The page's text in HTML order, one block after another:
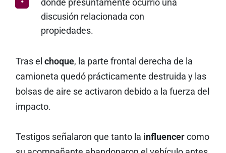
donde presuntamente ocurrió una
discusión relacionada con
propiedades.
Tras el choque, la parte frontal derecha de la
camioneta quedó prácticamente destruida y las
bolsas de aire se activaron debido a la fuerza del
impacto.
Testigos señalaron que tanto la influencer como